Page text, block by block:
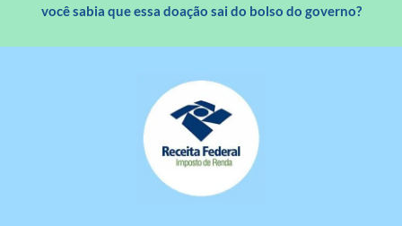
você sabia que essa doação sai do bolso do governo?
imposto de renda para uma instituição e que esse
dinheiro deixa de ir para o governo?
saiba mais